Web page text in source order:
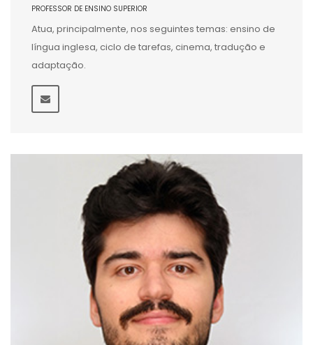
PROFESSOR DE ENSINO SUPERIOR
Atua, principalmente, nos seguintes temas: ensino de
língua inglesa, ciclo de tarefas, cinema, tradução e
adaptação.